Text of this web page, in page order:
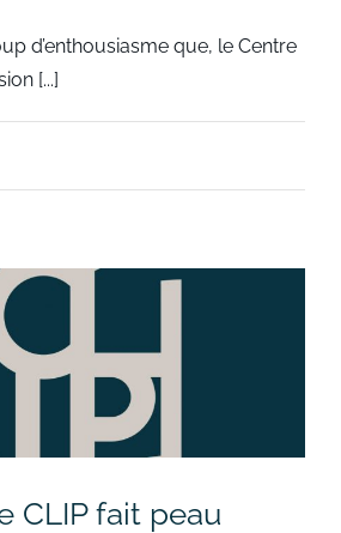
d’enthousiasme que, le Centre
[...]
CLIP fait peau